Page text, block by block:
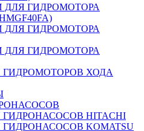
ДЛЯ ГИДРОМОТОРА
ДЛЯ ГИДРОМОТОРА
ДЛЯ ГИДРОМОТОРА
ГИДРОМОТОРОВ ХОДА
HITACHI
KOMATSU